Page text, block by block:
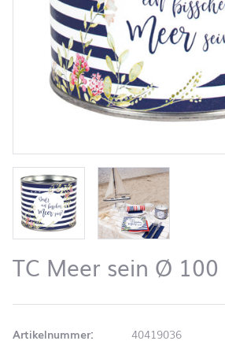
TC Meer sein Ø
Artikelnummer: 40419036